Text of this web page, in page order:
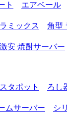
ト
エアベール
ミックス
角型
激安 焼酎サーバー
タポット
ろし
ムサーバー
シ